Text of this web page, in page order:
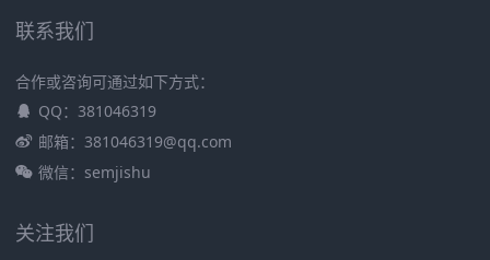
联系我们
合作或咨询可通过如下方式：
QQ：381046319
邮箱：381046319@qq.com
微信：semjishu
关注我们